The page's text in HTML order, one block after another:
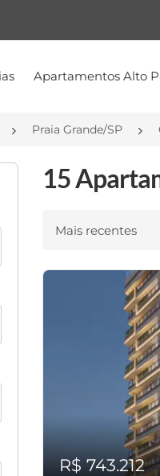
Apartamentos Alto
Praia Grande/SP
15
Ordenar por
R$ 743.212